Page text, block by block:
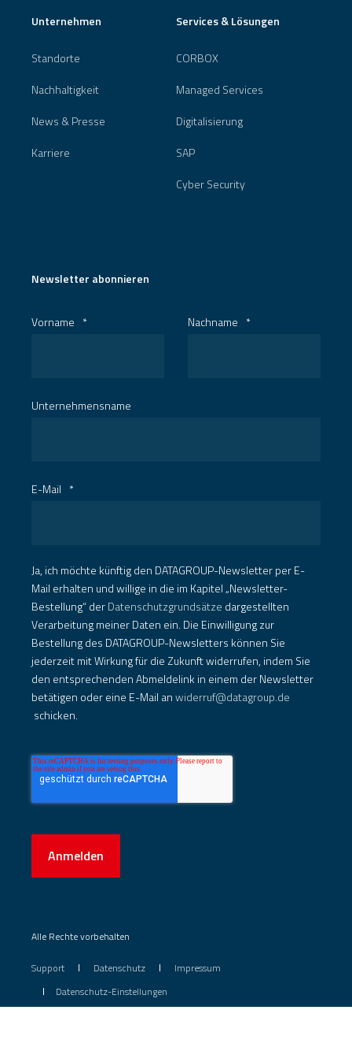
Unternehmen
Standorte
Nachhaltigkeit
News & Presse
Karriere
Services & Lösungen
CORBOX
Managed Services
Digitalisierung
SAP
Cyber Security
Newsletter abonnieren
Vorname * Nachname *
Unternehmensname
E-Mail *
Ja, ich möchte künftig den DATAGROUP-Newsletter per E-
Mail erhalten und willige in die im Kapitel „Newsletter-
Bestellung“ derDatenschutzgrundsätze dargestellten
Verarbeitung meiner Daten ein. Die Einwilligung zur
Bestellung des DATAGROUP-Newsletters können Sie
jederzeit mit Wirkung für die Zukunft widerrufen, indem Sie
den entsprechenden Abmeldelink in einem der Newsletter
betätigen oder eine E-Mail anwiderruf@datagroup.de
schicken.
Anmelden
Alle Rechte vorbehalten
Support Datenschutz
Impressum
Datenschutz-Einstellungen